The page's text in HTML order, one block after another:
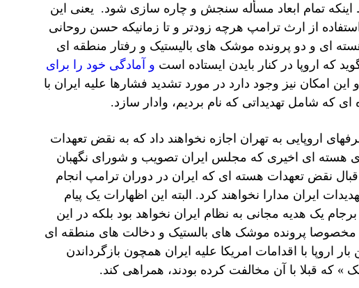
تمام ابعاد مسأله سنجش و چاره سازی شود. یعنی این
از ارث ترامپ هرچه زودتر و تا زمانیکه حسن روحانی
هسته ای و دو پرونده موشک های بالیستیک و رفتار منطقه ای
که اروپا در کنار بایدن ایستاده است و آمادگی خود را برای
و این امکان نیز وجود دارد در مورد تشدید فشارها علیه ایران با
ای که شامل تهدیداتی که نام بردیم، وادار سازد.
اروپایی به تهران اجازه نخواهند داد که به نقض تعهدات
هسته ای اخیری که مجلس ایران تصویب و شورای نگهبان
نقض تعهدات هسته ای که ایران در دوران ترامپ انجام
ایران مدارا نخواهند کرد. البته این اظهارات یک پیام
یک هدیه مجانی به نظام ایران نخواهد بود بلکه در این
مخصوصا پرونده موشک های بالستیک و دخالت های منطقه ای
اروپا با اقدامات امریکا علیه ایران همچون بازگرداندن
» که قبلا با آن مخالفت کرده بودند، همراهی کند.